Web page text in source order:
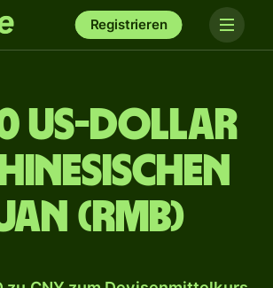
Registrieren
US-Dollar
(RMB)